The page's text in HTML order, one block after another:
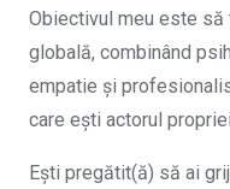
Obiectivul meu este
globală, combinând
empatie și
care ești actorul
Ești pregătit(ă) să ai